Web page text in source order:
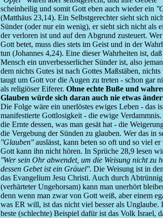
scheinheilig und somit Gott eben auch wieder ein
(Matthäus 23,14). Ein Selbstgerechter sieht sich
Sünder (oder nur ein wenig), er sieht sich nicht als
der verloren ist und auf den Abgrund zusteuert. Wer
Gott betet, muss dies stets im Geist und in der
tun (Johannes 4,24). Eine dieser Wahrheiten ist,
Mensch ein unverbesserlicher Sünder ist, also
dem nichts Gutes ist nach Gottes Maßstäben, nichts
taugt um Gott vor die Augen zu treten - schon gar
als religiöser Eiferer. Ohne echte Buße und
Glauben würde sich daran auch nie etwas
Die Folge wäre ein unerlöstes ewiges Leben - das
manifestierte Gottlosigkeit - die ewige
die Ernte dessen, was man gesät hat - die
die Vergebung der Sünden zu glauben. Wer das in
''Glauben''auslässt, kann beten so oft und so viel
Gott kann ihn nicht hören. In Sprüche 28,9 lesen
''Wer sein Ohr abwendet, um die Weisung nicht zu
dessen Gebet ist ein Gräuel''. Die Weisung ist in
das Evangelium Jesu Christi. Auch durch
(verhärteter Ungehorsam) kann man unerhört
denn wenn man zwar von Gott weiß, aber einem
was ER will, ist das nicht viel besser als Unglaube.
beste (schlechte) Beispiel dafür ist das Volk Israel,